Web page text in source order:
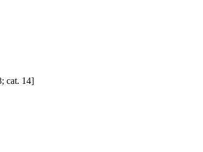
cat. 14]